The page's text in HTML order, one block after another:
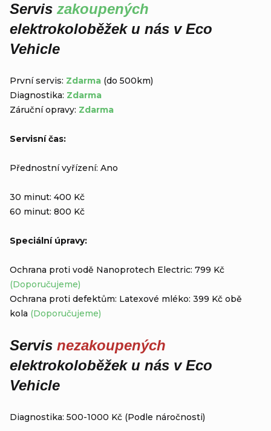
Servis zakoupených
elektrokoloběžek u nás v Eco
Vehicle
První servis: Zdarma (do 500km)
Diagnostika: Zdarma
Záruční opravy: Zdarma
Servisní čas:
Přednostní vyřízení: Ano
30 minut: 400 Kč
60 minut: 800 Kč
Speciální úpravy:
Ochrana proti vodě Nanoprotech Electric: 799 Kč
(Doporučujeme)
Ochrana proti defektům: Latexové mléko: 399 Kč obě
kola (Doporučujeme)
Servis nezakoupených
elektrokoloběžek u nás v Eco
Vehicle
Diagnostika: 500-1000 Kč (Podle náročnosti)